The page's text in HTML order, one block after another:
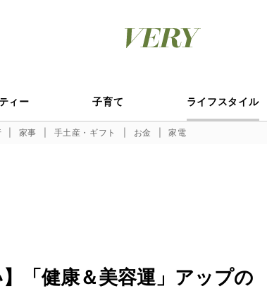
ィー 子育て ライフスタイル
家事 手土産・ギフト お金 家電
「健康＆美容運」アップの